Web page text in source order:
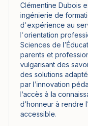
Clémentine Dubois
ingénierie de
d'expérience au
l'orientation
Sciences de
parents et
vulgarisant des
des solutions
par l’innovation
l’accès à la
d’honneur à rendre
accessible.